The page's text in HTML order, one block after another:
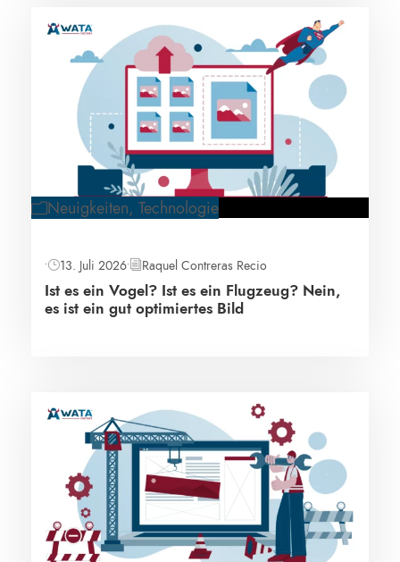
Neuigkeiten, Technologie
• 13. Juli 2026• Raquel Contreras Recio
Ist es ein Vogel? Ist es ein Flugzeug? Nein,
es ist ein gut optimiertes Bild